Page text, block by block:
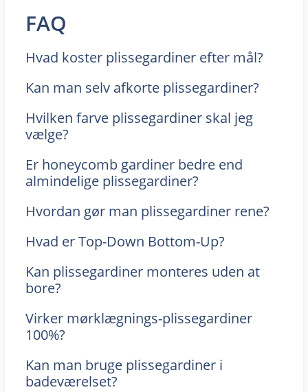
FAQ
Hvad koster plissegardiner efter mål?
Kan man selv afkorte plissegardiner?
Hvilken farve plissegardiner skal jeg
vælge?
Er honeycomb gardiner bedre end
almindelige plissegardiner?
Hvordan gør man plissegardiner rene?
Hvad er Top-Down Bottom-Up?
Kan plissegardiner monteres uden at
bore?
Virker mørklægnings-plissegardiner
100%?
Kan man bruge plissegardiner i
badeværelset?